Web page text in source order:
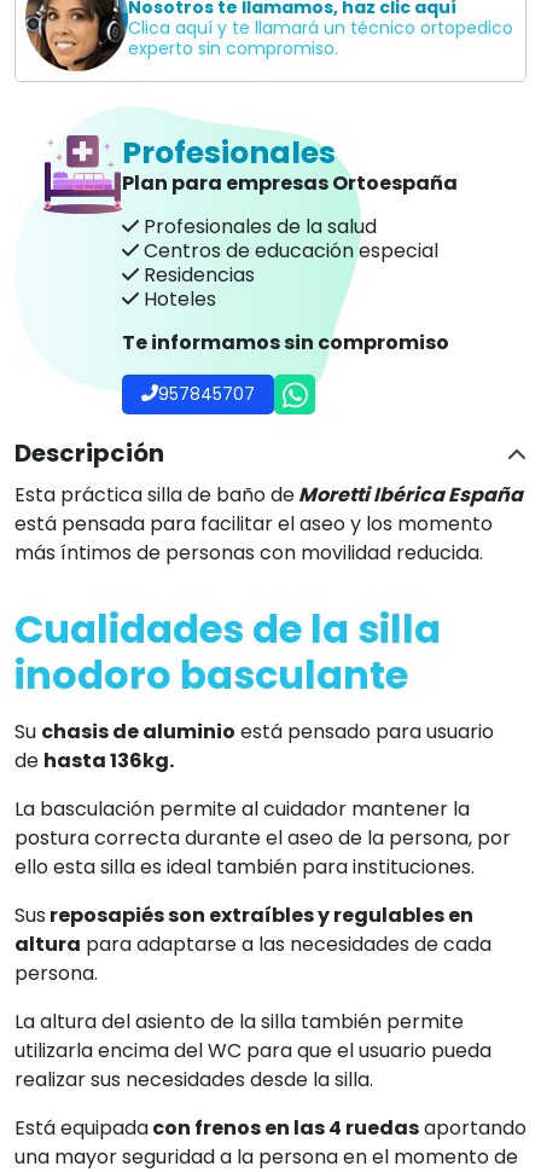
Esta práctica silla de baño deMoretti Ibérica España
está pensada para facilitar el aseo y los momento
más íntimos de personas con movilidad reducida.
Cualidades de la silla
inodoro basculante
chasis de aluminioestá pensado para usuario
hasta 136kg.
La basculación permite al cuidador mantener la
postura correcta durante el aseo de la persona, por
ello esta silla es ideal también para instituciones.
alturapara adaptarse a las necesidades de cada
persona.
La altura del asiento de la silla también permite
utilizarla encima del WC para que el usuario pueda
Está equipadacon frenos en las 4 ruedasaportando
una mayor seguridad a la persona en el momento de
El reposacabezas es regulable en altura y ángulo
adaptándose a la anatomía de la persona.
El asiento, reposacabezas, respaldo y reposacabezas
han sido fabricados en poliuretano favoreciendo la
higiene de la silla.
Esta silla inodorotiene unancho total de 49cm y
una altura total de 102cm.
Sin lugar a dudas la sencillez de esta silla inodoro es
ideal para aportar a la persona momentos de
higiene cómodos y seguros.
Ficha técnica